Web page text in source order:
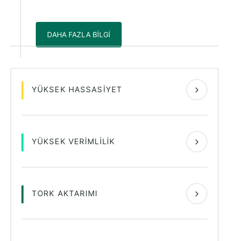
DAHA FAZLA BILGI
YÜKSEK HASSASIYET
YÜKSEK VERIMLILIK
TORK AKTARIMI